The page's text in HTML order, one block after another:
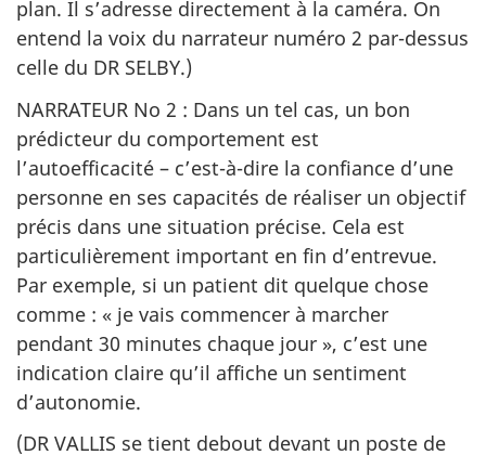
plan. Il s’adresse directement à la caméra. On
entend la voix du narrateur numéro 2 par-dessus
celle du DR SELBY.)
NARRATEUR No 2 : Dans un tel cas, un bon
prédicteur du comportement est
l’autoefficacité – c’est-à-dire la confiance d’une
personne en ses capacités de réaliser un objectif
précis dans une situation précise. Cela est
particulièrement important en fin d’entrevue.
Par exemple, si un patient dit quelque chose
comme : « je vais commencer à marcher
pendant 30 minutes chaque jour », c’est une
indication claire qu’il affiche un sentiment
d’autonomie.
(DR VALLIS se tient debout devant un poste de